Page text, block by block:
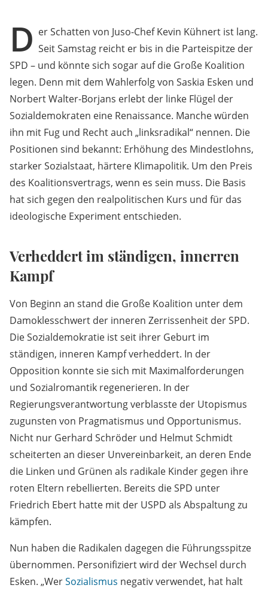
D er Schatten von Juso-Chef Kevin Kühnert ist lang.
Seit Samstag reicht er bis in die Parteispitze der
SPD – und könnte sich sogar auf die Große Koalition
legen. Denn mit dem Wahlerfolg von Saskia Esken und
Norbert Walter-Borjans erlebt der linke Flügel der
Sozialdemokraten eine Renaissance. Manche würden
ihn mit Fug und Recht auch „linksradikal“ nennen. Die
Positionen sind bekannt: Erhöhung des Mindestlohns,
starker Sozialstaat, härtere Klimapolitik. Um den Preis
des Koalitionsvertrags, wenn es sein muss. Die Basis
hat sich gegen den realpolitischen Kurs und für das
ideologische Experiment entschieden.
Verheddert im ständigen, innerren
Kampf
Von Beginn an stand die Große Koalition unter dem
Damoklesschwert der inneren Zerrissenheit der SPD.
Die Sozialdemokratie ist seit ihrer Geburt im
ständigen, inneren Kampf verheddert. In der
Opposition konnte sie sich mit Maximalforderungen
und Sozialromantik regenerieren. In der
Regierungsverantwortung verblasste der Utopismus
zugunsten von Pragmatismus und Opportunismus.
Nicht nur Gerhard Schröder und Helmut Schmidt
scheiterten an dieser Unvereinbarkeit, an deren Ende
die Linken und Grünen als radikale Kinder gegen ihre
roten Eltern rebellierten. Bereits die SPD unter
Friedrich Ebert hatte mit der USPD als Abspaltung zu
kämpfen.
Nun haben die Radikalen dagegen die Führungsspitze
übernommen. Personifiziert wird der Wechsel durch
Esken. „WerSozialismus negativ verwendet, hat halt